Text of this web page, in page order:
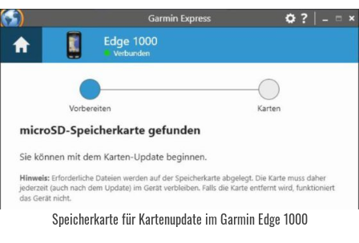
Speicherkarte für Kartenupdate im Garmin Edge 1000